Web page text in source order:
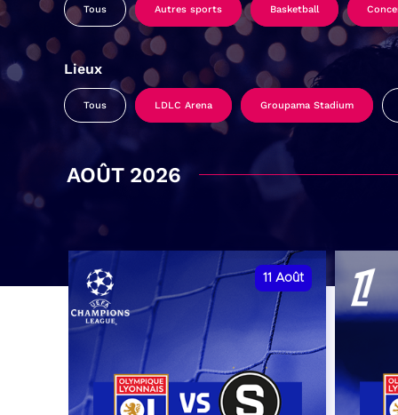
Tous Autres sports Basketball
Lieux
Tous LDLC Arena Groupama Stadium
AOÛT 2026
11 Août